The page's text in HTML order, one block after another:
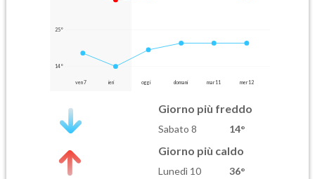
25°
14°
ven 7 ieri oggi domani mar 11 mer 12
Giorno più freddo
Sabato 8 14°
Giorno più caldo
Lunedì 10 36°